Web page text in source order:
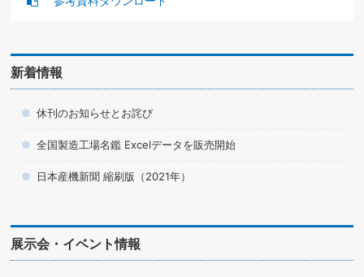
新着情報
休刊のお知らせとお詫び
全国製造工場名鑑 Excelデータを販売開始
日本産機新聞 縮刷版（2021年）
展示会・イベント情報